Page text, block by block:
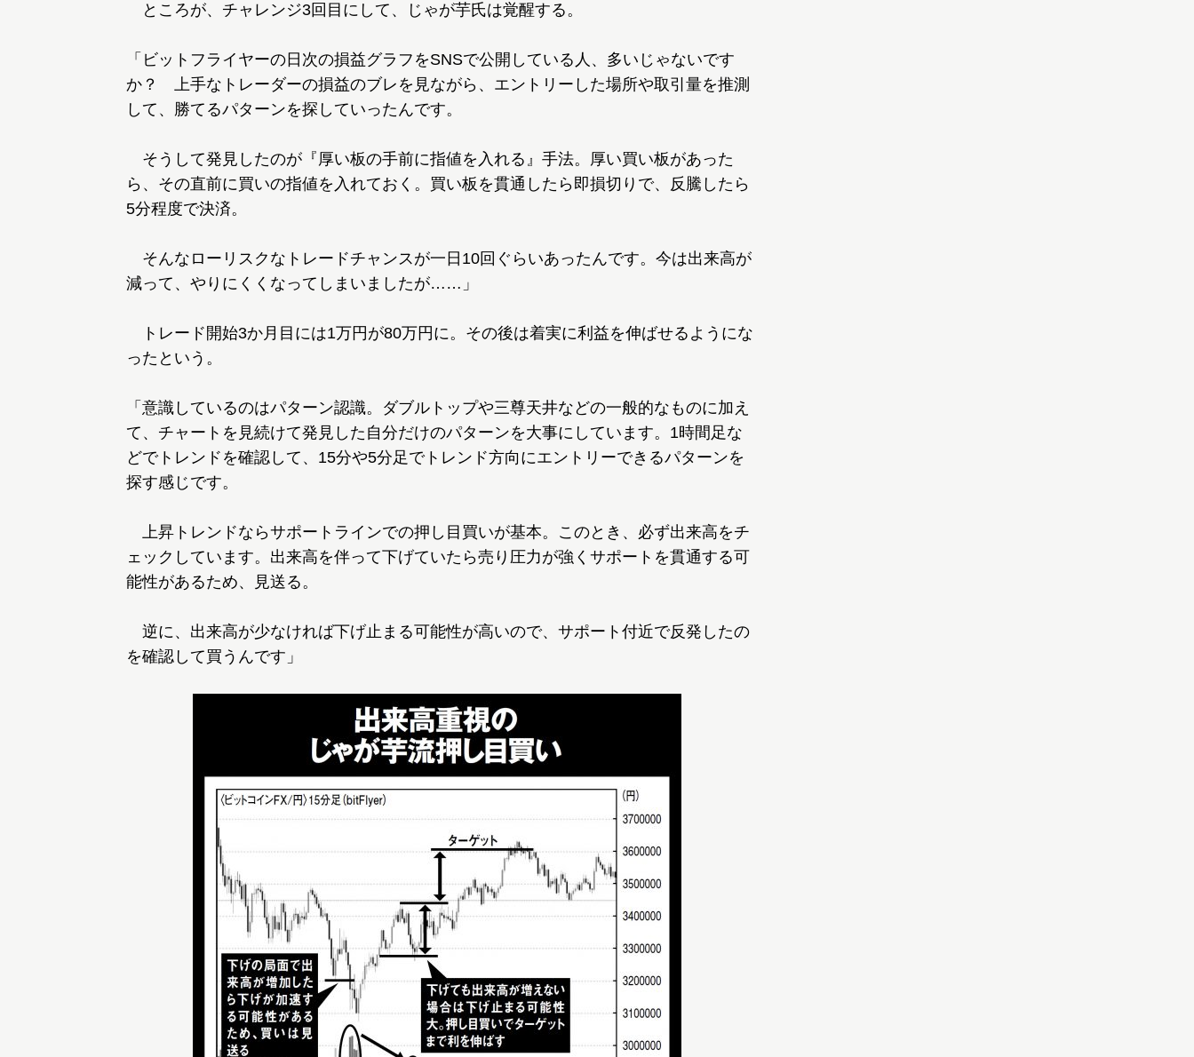
ところが、チャレンジ3回目にして、じゃが芋氏は覚醒する。
「ビットフライヤーの日次の損益グラフをSNSで公開している人、多いじゃないです
か？ 上手なトレーダーの損益のブレを見ながら、エントリーした場所や取引量を推測
して、勝てるパターンを探していったんです。
そうして発見したのが『厚い板の手前に指値を入れる』手法。厚い買い板があった
ら、その直前に買いの指値を入れておく。買い板を貫通したら即損切りで、反騰したら
5分程度で決済。
そんなローリスクなトレードチャンスが一日10回ぐらいあったんです。今は出来高が
減って、やりにくくなってしまいましたが……」
トレード開始3か月目には1万円が80万円に。その後は着実に利益を伸ばせるようにな
ったという。
「意識しているのはパターン認識。ダブルトップや三尊天井などの一般的なものに加え
て、チャートを見続けて発見した自分だけのパターンを大事にしています。1時間足な
どでトレンドを確認して、15分や5分足でトレンド方向にエントリーできるパターンを
探す感じです。
上昇トレンドならサポートラインでの押し目買いが基本。このとき、必ず出来高をチ
ェックしています。出来高を伴って下げていたら売り圧力が強くサポートを貫通する可
能性があるため、見送る。
逆に、出来高が少なければ下げ止まる可能性が高いので、サポート付近で反発したの
を確認して買うんです」